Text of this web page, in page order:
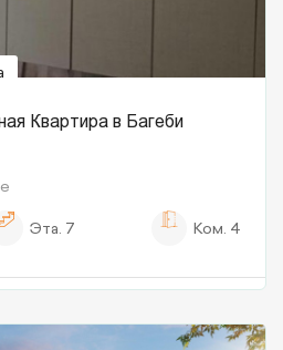
Квартира в Багеби
Эта. 7 Ком. 4